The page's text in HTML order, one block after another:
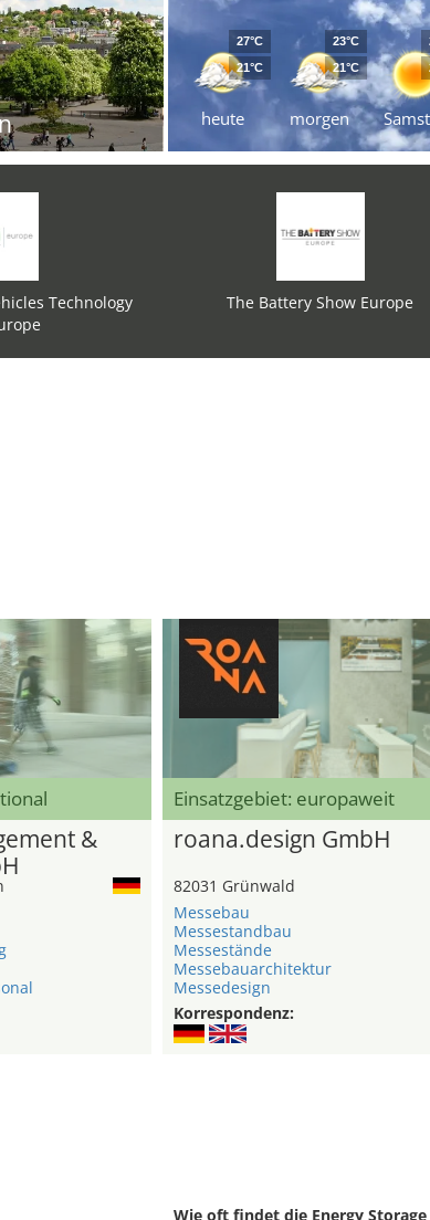
heute
27°C
21°C
morgen
23°C
21°C
Technology
The Battery Show Europe
&
Einsatzgebiet: europaweit
roana.design GmbH
82031 Grünwald
Messebau
Messestandbau
Messestände
Messebauarchitektur
Messedesign
Korrespondenz:
Wie oft findet die Energy